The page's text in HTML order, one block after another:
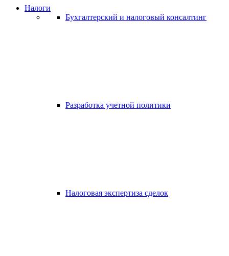
Налоги
Бухгалтерский и налоговый консалтинг
Разработка учетной политики
Налоговая экспертиза сделок